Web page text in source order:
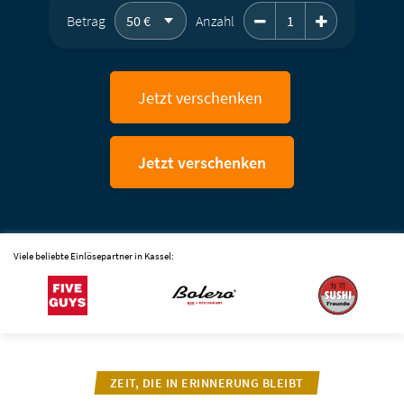
Betrag Anzahl Geschenkgutschein
Jetzt verschenken
Jetzt verschenken
Viele beliebte Einlösepartner in Kassel:
ZEIT, DIE IN ERINNERUNG BLEIBT